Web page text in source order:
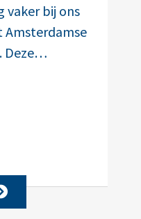
vaker bij ons
Amsterdamse
Deze…